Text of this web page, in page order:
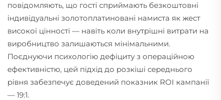
повідомляють, що гості сприймають безкоштовні
індивідуальні золотоплатиновані намиста як жест
високої цінності — навіть коли внутрішні витрати на
виробництво залишаються мінімальними.
Поєднуючи психологію дефіциту з операційною
ефективністю, цей підхід до розкіші середнього
рівня забезпечує доведений показник ROI кампанії
— 19:1.